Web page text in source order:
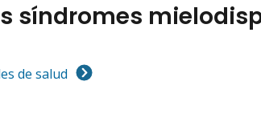
síndromes
de salud